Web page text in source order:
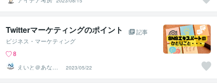
Twitterマーケティングのポイント
記事
ビジネス・マーケティング
8
えいと＠あなた
のSNS加速装置
になります
2023/05/22